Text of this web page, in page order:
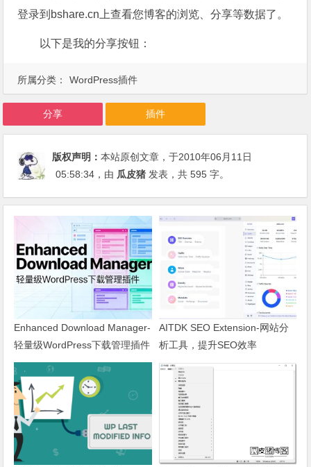
登录到bshare.cn上查看您博客的浏览、分享等数据了。
以下是我的分享按钮：
所属分类： WordPress插件
分享 插件
版权声明：本站原创文章，于2010年06月11日
05:58:34 ，由 瓜皮猪 发表，共 595 字。
Enhanced Download Manager-
轻量级WordPress下载管理插件
AITDK SEO Extension-网站分
析工具，提升SEO效率